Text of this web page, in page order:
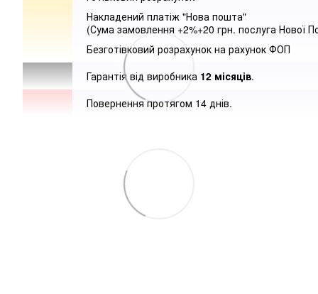
Накладений платіж "Нова пошта"
(Сума замовлення +2%+20 грн. послуга Нової
Безготівковий розрахунок на рахунок ФОП
Гарантія від виробника 12 місяців.
Повернення протягом 14 днів.